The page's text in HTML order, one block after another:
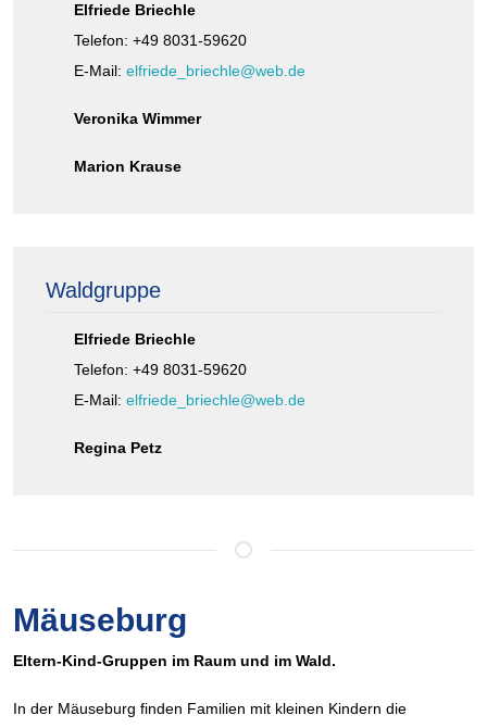
Elfriede Briechle
Telefon: +49 8031-59620
E-Mail: elfriede_briechle@web.de
Veronika Wimmer
Marion Krause
Waldgruppe
Elfriede Briechle
Telefon: +49 8031-59620
E-Mail: elfriede_briechle@web.de
Regina Petz
Mäuseburg
Eltern-Kind-Gruppen im Raum und im Wald.
In der Mäuseburg finden Familien mit kleinen Kindern die